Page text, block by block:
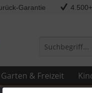
Garantie
Garten & Freizeit